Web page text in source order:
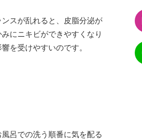
スが乱れると、皮脂分泌が
にニキビができやすくなり
を受けやすいのです。
呂での洗う順番に気を配る